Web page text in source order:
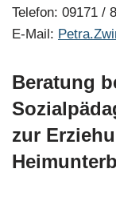
Telefon: 09171 /
E-Mail:
Beratung
zur